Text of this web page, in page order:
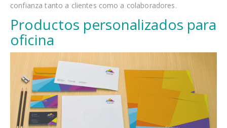
confianza tanto a clientes como a colaboradores.
Productos personalizados para
oficina